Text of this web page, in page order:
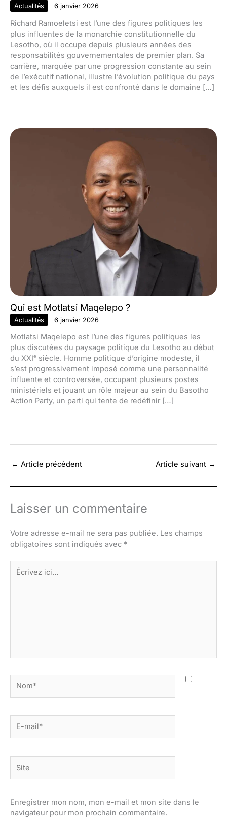
Actualités 6 janvier 2026
Richard Ramoeletsi est l’une des figures politiques les
plus influentes de la monarchie constitutionnelle du
Lesotho, où il occupe depuis plusieurs années des
responsabilités gouvernementales de premier plan. Sa
carrière, marquée par une progression constante au sein
de l’exécutif national, illustre l’évolution politique du pays
et les défis auxquels il est confronté dans le domaine […]
Qui est Motlatsi Maqelepo ?
Actualités 6 janvier 2026
Motlatsi Maqelepo est l’une des figures politiques les
plus discutées du paysage politique du Lesotho au début
du XXIᵉ siècle. Homme politique d’origine modeste, il
s’est progressivement imposé comme une personnalité
influente et controversée, occupant plusieurs postes
ministériels et jouant un rôle majeur au sein du Basotho
Action Party, un parti qui tente de redéfinir […]
← Article précédent Article suivant →
Laisser un commentaire
Votre adresse e-mail ne sera pas publiée. Les champs
obligatoires sont indiqués avec *
Écrivez
ici…
mail*
Enregistrer mon nom, mon e-mail et mon site dans le
navigateur pour mon prochain commentaire.